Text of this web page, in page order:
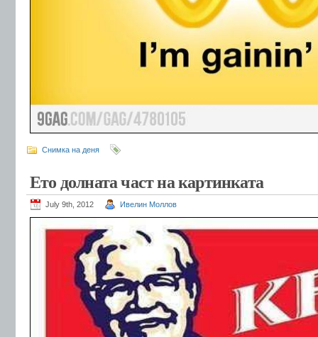
Снимка на деня
Ето долната част на картинката
July 9th, 2012 Ивелин Моллов